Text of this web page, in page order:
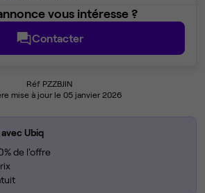
vous intéresse ?
Contacter
Réf PZZBJIN
mise à jour le 05 janvier 2026
Ubiq
de l'offre